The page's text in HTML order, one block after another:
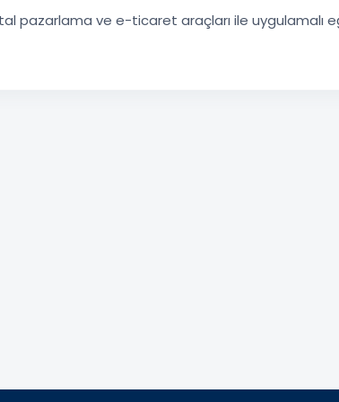
pazarlama ve e-ticaret araçları ile uygulamalı